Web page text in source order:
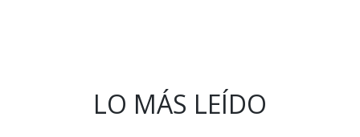
LO MÁS LEÍDO